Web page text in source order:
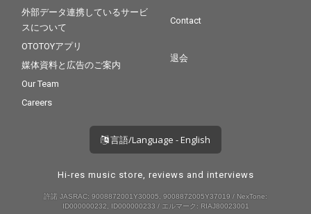
外部データ連携しているサービ
スについて
OTOTOYアプリ
媒体資料と広告のご案内
Our Team
Careers
Contact
退会
言語/Language - English
Hi-res music store, reviews and interviews
許諾 JASRAC: 9008872001Y30005, 9008872005Y37019 / NexTone:
ID000000232, ID000000233 / エルマーク: RIAJ80023001